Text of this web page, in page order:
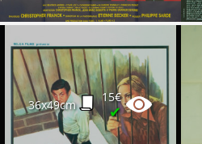
36x49cm
15€
✔